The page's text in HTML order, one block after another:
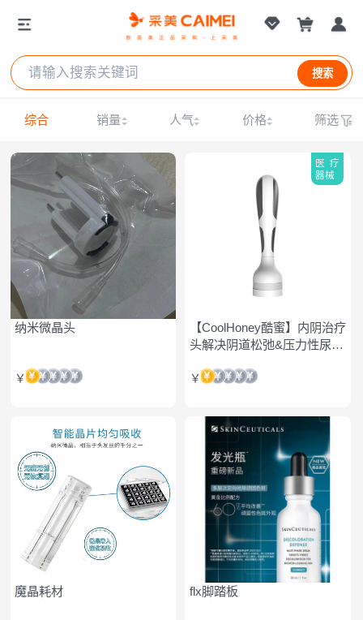
搜索
综合 销量 人气 价格 筛选
纳米微晶头
￥
医疗
器械
【CoolHoney酷蜜】内阴治疗
头解决阴道松弛&压力性尿失
￥
魔晶耗材 flx脚踏板